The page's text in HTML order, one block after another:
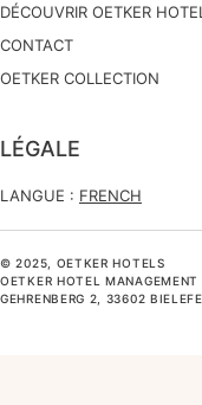
DÉCOUVRIR OETKER
CONTACT
OETKER COLLECTION
LÉGALE
LANGUE : FRENCH
© 2025, OETKER HOTELS
OETKER HOTEL
GEHRENBERG 2, 33602